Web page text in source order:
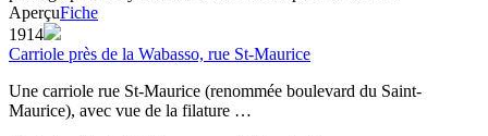
AperçuFiche
1914
Carriole près de la Wabasso, rue St-Maurice
Une carriole rue St-Maurice (renommée boulevard du Saint-
Maurice), avec vue de la filature …